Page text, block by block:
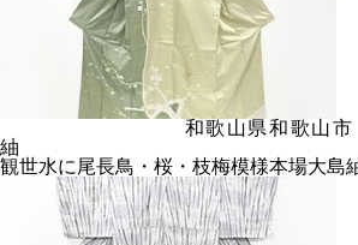
和歌山県和歌山市
紬
観世水に尾長鳥・桜・枝梅模様本場大島